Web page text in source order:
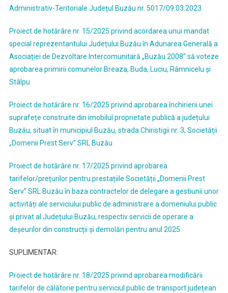
Administrativ-Teritoriale Județul Buzău nr. 5017/09.03.2023
Proiect de hotărâre nr. 15/2025 privind acordarea unui mandat
special reprezentantului Județului Buzău în Adunarea Generală a
Asociației de Dezvoltare Intercomunitară „Buzău 2008” să voteze
aprobarea primirii comunelor Breaza, Buda, Luciu, Râmnicelu și
Stâlpu
Proiect de hotărâre nr. 16/2025 privind aprobarea închirierii unei
suprafețe construite din imobilul proprietate publică a județului
Buzău, situat în municipiul Buzău, strada Chiristigii nr. 3, Societății
„Domenii Prest Serv” SRL Buzău
Proiect de hotărâre nr. 17/2025 privind aprobarea
tarifelor/prețurilor pentru prestațiile Societății „Domenii Prest
Serv” SRL Buzău în baza contractelor de delegare a gestiunii unor
activități ale serviciului public de administrare a domeniului public
și privat al Județului Buzău, respectiv servicii de operare a
deșeurilor din construcții și demolări pentru anul 2025
SUPLIMENTAR:
Proiect de hotărâre nr. 18/2025 privind aprobarea modificării
tarifelor de călătorie pentru serviciul public de transport județean